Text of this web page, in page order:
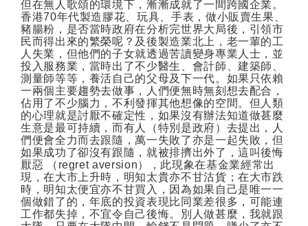
但在無人歌頌的環境下，漸漸成就了一間跨國企業。
香港70年代製造膠花、玩具、手表，做小販賣生果、
豬腸粉，是否當時政府在分析完世界大局後，引領市
民而得出來的繁榮呢？及後製造業北上，老一輩的工
人失業，但他們的子女就透過苦讀變身專業人士，並
投入服務業，當時出了不少醫生、會計師、建築師、
測量師等等，養活自己的父母及下一代。如果只依賴
一兩個主要趨勢去做事，人們便無時無刻想去配合，
佔用了不少腦力，不利發揮其他想像的空間。但人類
的心理就是討厭不確定性，如果沒有辦法知道做甚麼
生意是最可持續，而有人（特別是政府）去提出，人
們便會全力而去跟隨，萬一失敗了亦是一起失敗，但
如果成功了卻沒有跟隨，就被排擠出外了，這叫後悔
厭惡
（ regret aversion），此現象在基金業經常出
現，在大市上升時，明知太貴亦不甘沽貨；在大市跌
時，明知太便宜亦不甘買入，因為如果自己是唯一一
個做錯了的，年底的投資表現比同業差很多，可能連
工作都失掉，不宜令自己後悔。別人做甚麼，我就跟